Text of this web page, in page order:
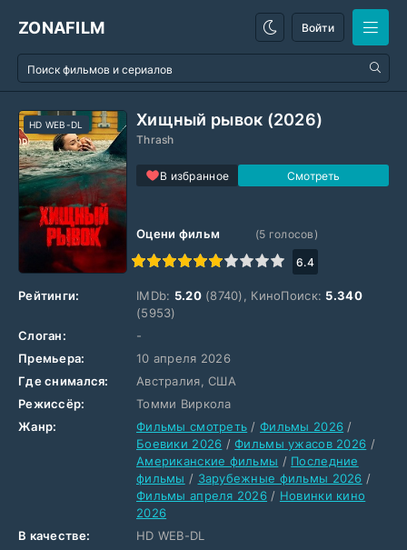
ZONAFILM Войти
Хищный рывок (2026)
Thrash
В избранное
HD WEB-DL
Оцени фильм
2 3 5 7 8 9 10
(5 голосов)
6.4
Рейтинги: IMDb: 5.20(8740), КиноПоиск: 5.340
(5953)
Слоган:
-
Премьера:
10 апреля 2026
Где снимался:
Австралия, США
Режиссёр:
Томми Виркола
Жанр:
Фильмы смотреть /Фильмы 2026 /
Боевики 2026 /Фильмы ужасов 2026 /
Американские фильмы / Последние
фильмы / Зарубежные фильмы 2026 /
Фильмы апреля 2026 / Новинки кино
2026
В качестве:
HD WEB-DL